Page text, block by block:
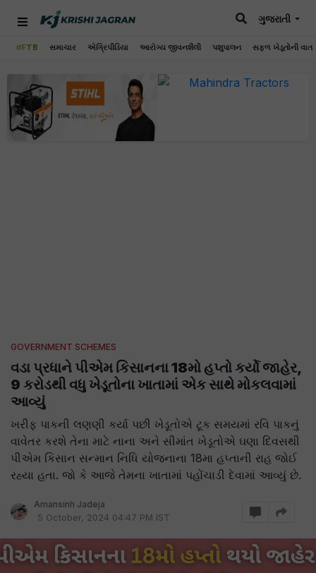
#FTB સમાચાર એગ્રિપીડિયા આરોગ્ય જીવનશૈલી પશુપાલન સફળ ખેડૂતોની વાત
ગુજરાતી
GOVERNMENT SCHEMES
વડા પ્રધાને પીએમ કિસાનના 18મો હપ્તો કર્યો જાહેર,
9 કરોડથી વધુ ખેડૂતોના ખાતામાં એક સાથે મોકલવામાં
આવ્યું
ખરીફ પાકની લણણી કર્યા પછી ખેડૂતોએ ટૂક સમયમાં રવિ પાકનું
વાવેતર કરશે તેના માટે નાના અને સીમાંત ખેડૂતોએ ઘણા દિવસથી
પીએમ કિસાન સન્માન નિધિ યોજનાના 18મા હપ્તાની રાહ જોઈ
રહ્યા હતા. જો કે આજે તેમના ખાતામાં પહોંચાડી દેવામાં આવ્યું છે.
Amansinh Jadeja
5 October, 2024 04:47 PM IST